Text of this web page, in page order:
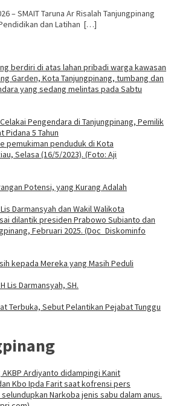
– SMAIT Taruna Ar Risalah Tanjungpinang
dan Latihan […]
Pengendara di Tanjungpinang, Pemilik
Pidana 5 Tahun
Potensi, yang Kurang Adalah
kepada Mereka yang Masih Peduli
Terbuka, Sebut Pelantikan Pejabat Tunggu